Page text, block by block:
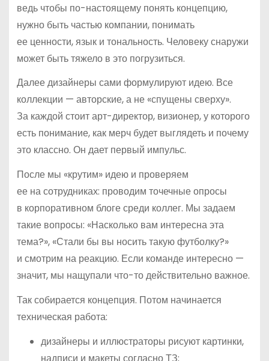
ведь чтобы по-настоящему понять концепцию,
нужно быть частью компании, понимать
ее ценности, язык и тональность. Человеку снаружи
может быть тяжело в это погрузиться.
Далее дизайнеры сами формулируют идею. Все
коллекции — авторские, а не «спущены сверху».
За каждой стоит арт-директор, визионер, у которого
есть понимание, как мерч будет выглядеть и почему
это классно. Он дает первый импульс.
После мы «крутим» идею и проверяем
ее на сотрудниках: проводим точечные опросы
в корпоративном блоге среди коллег. Мы задаем
такие вопросы: «Насколько вам интересна эта
тема?», «Стали бы вы носить такую футболку?»
и смотрим на реакцию. Если команде интересно —
значит, мы нащупали что-то действительно важное.
Так собирается концепция. Потом начинается
техническая работа:
дизайнеры и иллюстраторы рисуют картинки,
надписи и макеты согласно ТЗ;